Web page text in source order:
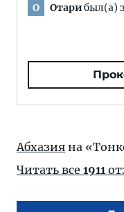
О Отарибыл(а)
Абхазия на
Читать все 1911